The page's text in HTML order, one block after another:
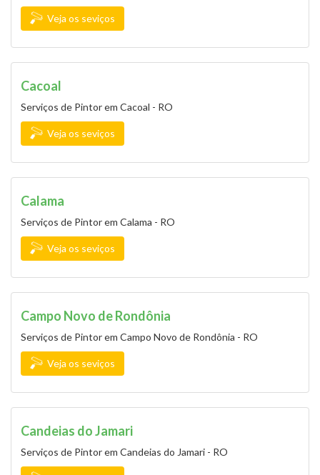
Veja os seviços
Cacoal
Serviços de Pintor em Cacoal - RO
Veja os seviços
Calama
Serviços de Pintor em Calama - RO
Veja os seviços
Campo Novo de Rondônia
Serviços de Pintor em Campo Novo de Rondônia - RO
Veja os seviços
Candeias do Jamari
Serviços de Pintor em Candeias do Jamari - RO